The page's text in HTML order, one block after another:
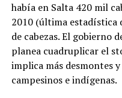
había en Salta 420 mil
2010 (última estadística
de cabezas. El gobierno
planea cuadruplicar el
implica más desmontes
campesinos e indígenas.